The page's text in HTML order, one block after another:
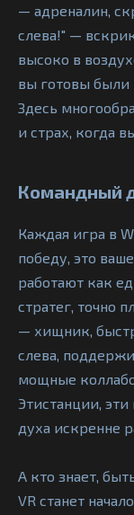
— адреналин,
слева!" —
высоко в
вы готовы были
Здесь
и страх, когда
Командный
Каждая игра в
победу, это
работают как
стратег, точно
— хищник,
слева,
мощные
Этистанции,
духа искренне
А кто знает,
VR станет